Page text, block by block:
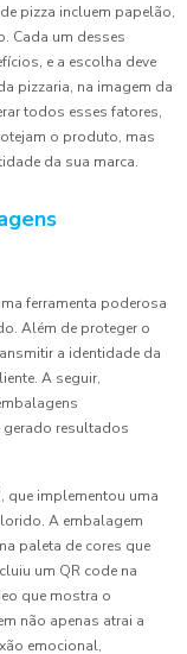
pizza incluem papelão,
Cada um desses
e a escolha deve
pizzaria, na imagem da
todos esses fatores,
o produto, mas
da sua marca.
ferramenta poderosa
Além de proteger o
a identidade da
A seguir,
resultados
que implementou uma
A embalagem
paleta de cores que
um QR code na
que mostra o
não apenas atrai a
emocional,